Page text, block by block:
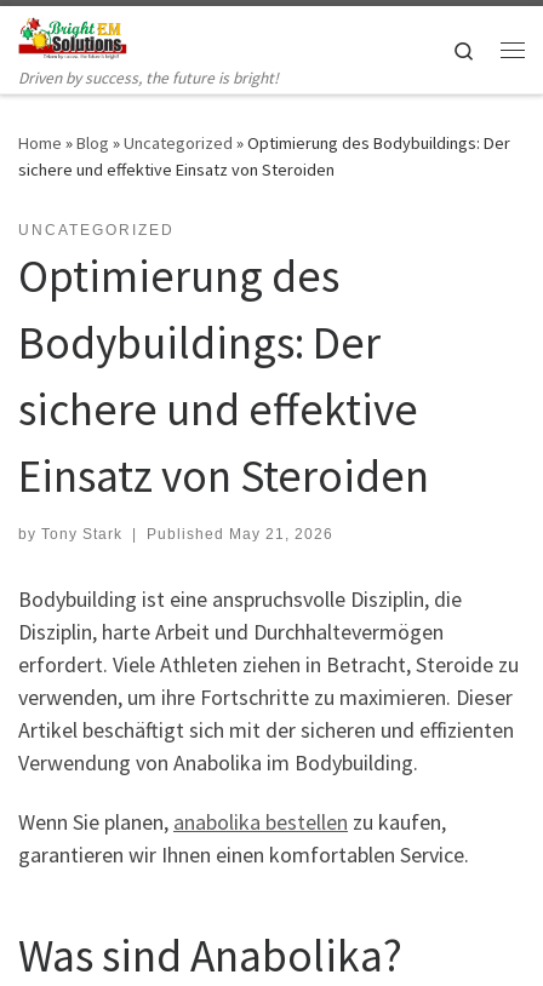
Skip to content
Driven by success, the future is bright!
Search
Home »Blog »Uncategorized »Optimierung des Bodybuildings: Der
sichere und effektive Einsatz von Steroiden
UNCATEGORIZED
Optimierung des
Bodybuildings: Der
sichere und effektive
Einsatz von Steroiden
by Tony Stark | Published May 21, 2026
Bodybuilding ist eine anspruchsvolle Disziplin, die
Disziplin, harte Arbeit und Durchhaltevermögen
erfordert. Viele Athleten ziehen in Betracht, Steroide zu
verwenden, um ihre Fortschritte zu maximieren. Dieser
Artikel beschäftigt sich mit der sicheren und effizienten
Verwendung von Anabolika im Bodybuilding.
Wenn Sie planen, anabolika bestellen zu kaufen,
garantieren wir Ihnen einen komfortablen Service.
Was sind Anabolika?